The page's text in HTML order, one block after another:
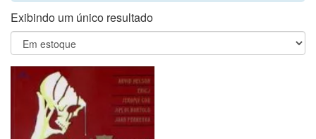
Exibindo um único resultado